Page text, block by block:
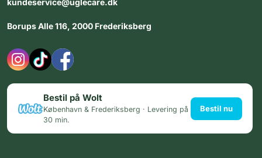
kundeservice@uglecare.dk
Borups Alle 116, 2000 Frederiksberg
Bestil på Wolt
København & Frederiksberg · Levering på
30 min.
Bestil nu